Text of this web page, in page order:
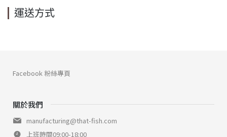
運送方式
關於我們
manufacturing@that-fish.com
上班時間09:00-18:00
Facebook 粉絲專頁